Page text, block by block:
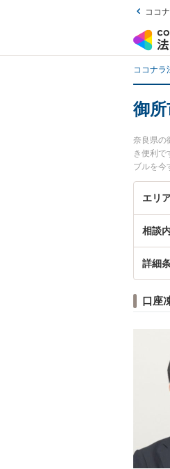
ココ
ココナラ
御
奈良県の
き便利で
ブルを今
に相談予
エリ
相談
詳細
口座